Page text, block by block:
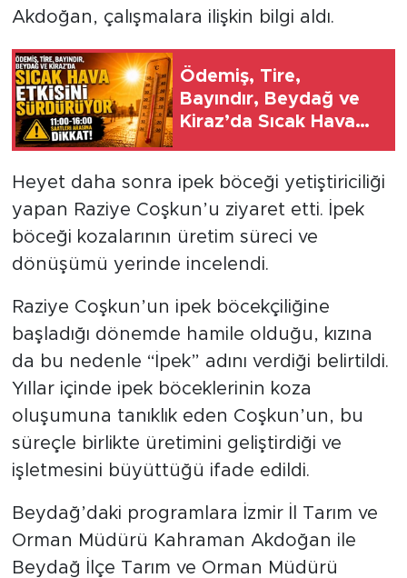
Akdoğan, çalışmalara ilişkin bilgi aldı.
Ödemiş, Tire,
Bayındır, Beydağ ve
Kiraz’da Sıcak Hava
arasına dikkat!
Heyet daha sonra ipek böceği yetiştiriciliği
yapan Raziye Coşkun’u ziyaret etti. İpek
böceği kozalarının üretim süreci ve
dönüşümü yerinde incelendi.
Raziye Coşkun’un ipek böcekçiliğine
başladığı dönemde hamile olduğu, kızına
da bu nedenle “İpek” adını verdiği belirtildi.
Yıllar içinde ipek böceklerinin koza
oluşumuna tanıklık eden Coşkun’un, bu
süreçle birlikte üretimini geliştirdiği ve
işletmesini büyüttüğü ifade edildi.
Beydağ’daki programlara İzmir İl Tarım ve
Orman Müdürü Kahraman Akdoğan ile
Beydağ İlçe Tarım ve Orman Müdürü